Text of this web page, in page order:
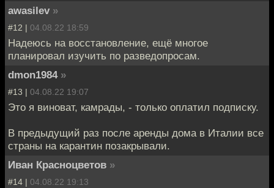
awasilev »
#12 | 04.08.22 18:59
Надеюсь на восстановление, ещё многое
планировал изучить по разведопросам.
dmon1984 »
#13 | 04.08.22 19:07
Это я виноват, камрады, - только оплатил подписку.
В предыдущий раз после аренды дома в Италии все
страны на карантин позакрывали.
Иван Красноцветов »
#14 | 04.08.22 19:13